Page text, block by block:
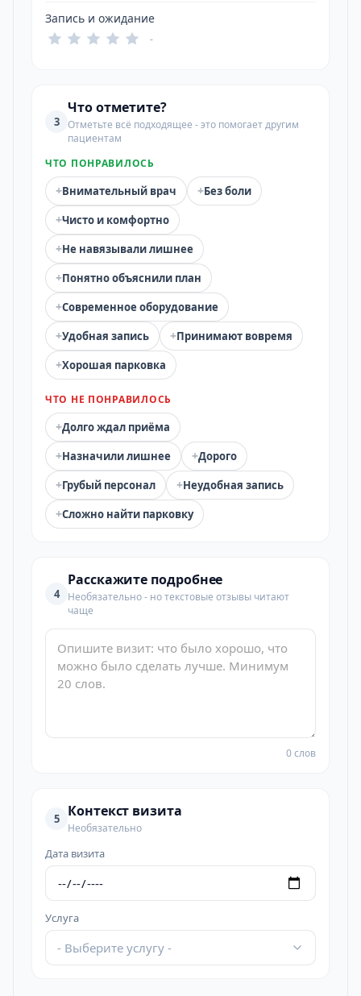
Запись и ожидание
-
3
Что отметите?
Отметьте всё подходящее - это помогает другим
пациентам
ЧТО ПОНРАВИЛОСЬ
+Внимательный врач +Без боли
+Чисто и комфортно
+Не навязывали лишнее
+Понятно объяснили план
+Современное оборудование
+Удобная запись +Принимают вовремя
+Хорошая парковка
ЧТО НЕ ПОНРАВИЛОСЬ
+Долго ждал приёма
+Назначили лишнее +Дорого
+Грубый персонал +Неудобная запись
+Сложно найти парковку
4
Расскажите подробнее
Необязательно - но текстовые отзывы читают
чаще
0 слов
5 Контекст визита
Необязательно
Дата визита
Услуга
- Выберите услугу -